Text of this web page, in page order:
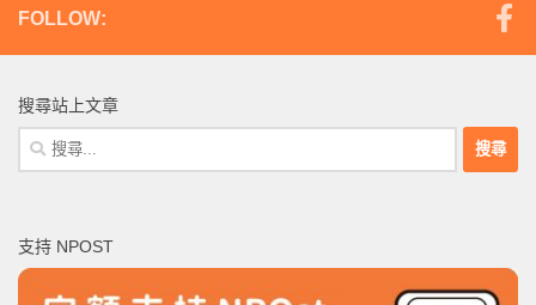
FOLLOW:
搜尋站上文章
搜
尋
字:
支持 NPOST